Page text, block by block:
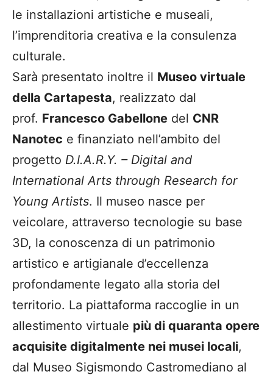
le installazioni artistiche e museali,
l’imprenditoria creativa e la consulenza
culturale.
Sarà presentato inoltre il Museo virtuale
della Cartapesta, realizzato dal
prof. Francesco Gabellone del CNR
Nanotec e finanziato nell’ambito del
progetto D.I.A.R.Y. – Digital and
International Arts through Research for
Young Artists. Il museo nasce per
veicolare, attraverso tecnologie su base
3D, la conoscenza di un patrimonio
artistico e artigianale d’eccellenza
profondamente legato alla storia del
territorio. La piattaforma raccoglie in un
allestimento virtuale più di quaranta opere
acquisite digitalmente nei musei locali,
dal Museo Sigismondo Castromediano al